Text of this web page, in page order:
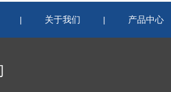
| 关于我们 | 产品中心